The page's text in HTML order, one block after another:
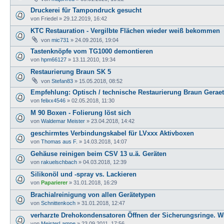
Druckerei für Tampondruck gesucht
von Friedel » 29.12.2019, 16:42
KTC Restauration - Vergilbte Flächen wieder weiß bekommen
von mic731 » 24.09.2016, 19:04
Tastenknöpfe vom TG1000 demontieren
von hpm66127 » 13.11.2010, 19:34
Restaurierung Braun SK 5
von Stefan83 » 15.05.2018, 08:52
Empfehlung: Optisch / technische Restaurierung Braun
von felixx4546 » 02.05.2018, 11:30
M 90 Boxen - Folierung löst sich
von Waldemar Meister » 23.04.2018, 14:42
geschirmtes Verbindungskabel für LVxxx Aktivboxen
von Thomas aus F. » 14.03.2018, 14:07
Gehäuse reinigen beim CSV 13 u.ä. Geräten
von rakuelschbach » 04.03.2018, 12:39
Silikonöl und -spray vs. Lackieren
von Paparierer » 31.01.2018, 16:29
Brachialreinigung von allen Gerätetypen
von Schnittenkoch » 31.01.2018, 12:47
verharzte Drehokondensatoren Öffnen der Sicherungsringe.